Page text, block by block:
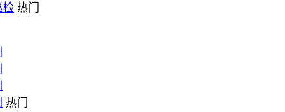
检 热门
热门